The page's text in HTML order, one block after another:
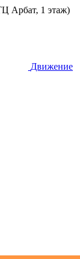
Арбат, 1 этаж)
Движение